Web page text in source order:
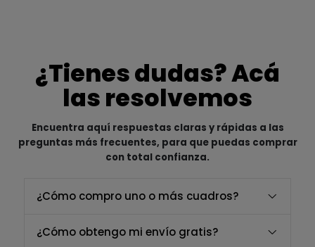
¿Tienes dudas? Acá
las resolvemos
Encuentra aquí respuestas claras y rápidas a las
preguntas más frecuentes, para que puedas comprar
con total confianza.
¿Cómo compro uno o más cuadros?
¿Cómo obtengo mi envío gratis?